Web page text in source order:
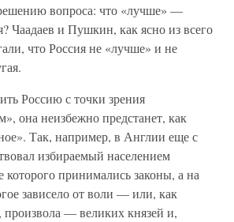
вопроса: что «лучше» —
Чаадаев и Пушкин, как ясно из всего
что Россия не «лучше» и не
Россию с точки зрения
она неизбежно предстанет, как
Так, например, в Англии еще с
избираемый населением
которого принимались законы, а на
зависело от воли — или, как
произвола — великих князей и,